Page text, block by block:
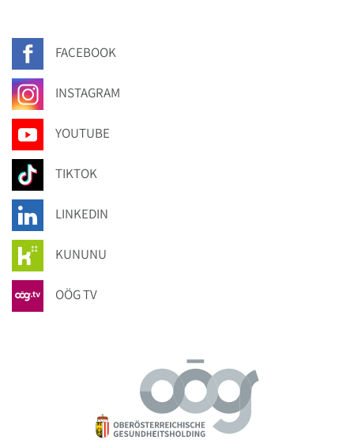
FACEBOOK
INSTAGRAM
YOUTUBE
TIKTOK
LINKEDIN
KUNUNU
OÖG TV